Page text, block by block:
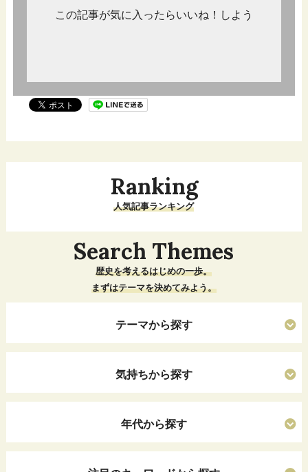
この記事が気に入ったらいいね！しよう
Ranking
人気記事ランキング
Search Themes
歴史を考えるはじめの一歩。
まずはテーマを決めてみよう。
テーマから探す
気持ちから探す
年代から探す